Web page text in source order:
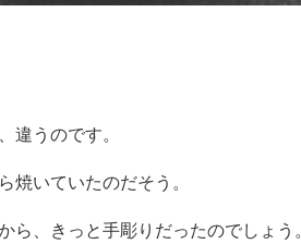
うのです。
いていたのだそう。
、きっと手彫りだったのでしょう。